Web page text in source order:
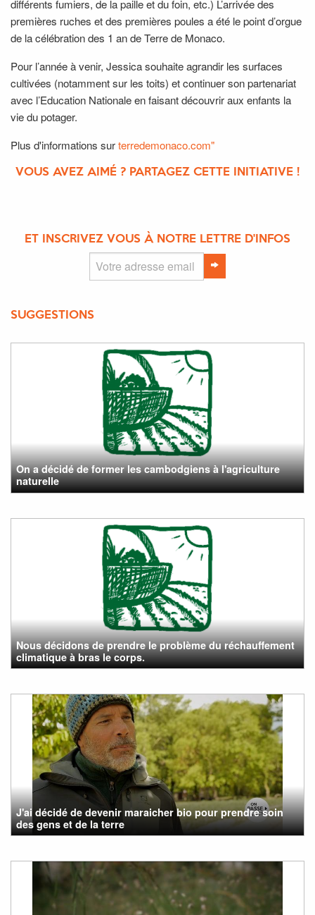
différents fumiers, de la paille et du foin, etc.) L’arrivée des
premières ruches et des premières poules a été le point d’orgue
de la célébration des 1 an de Terre de Monaco.
Pour l’année à venir, Jessica souhaite agrandir les surfaces
cultivées (notamment sur les toits) et continuer son partenariat
avec l’Education Nationale en faisant découvrir aux enfants la
vie du potager.
Plus d'informations surterredemonaco.com"
VOUS AVEZ AIMÉ ? PARTAGEZ CETTE INITIATIVE !
ET INSCRIVEZ VOUS À NOTRE LETTRE D'INFOS
SUGGESTIONS
On a décidé de former les cambodgiens à l'agriculture
naturelle
Nous décidons de prendre le problème du réchauffement
climatique à bras le corps.
J'ai décidé de devenir maraicher bio pour prendre soin
des gens et de la terre